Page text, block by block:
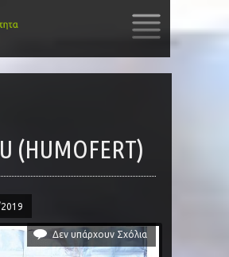
(HUMOFERT)
Δεν υπάρχουν Σχόλια